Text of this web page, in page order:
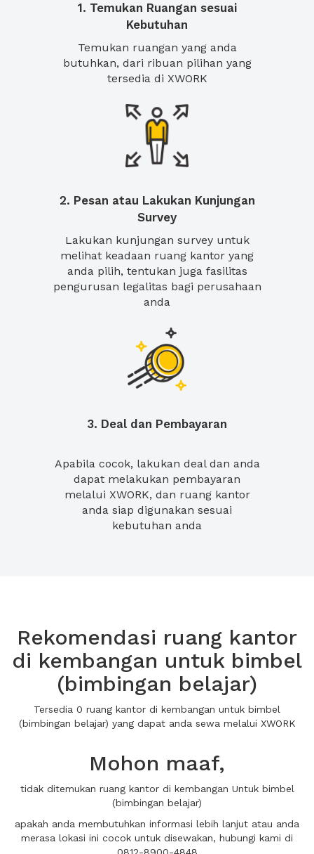
1. Temukan Ruangan sesuai
Kebutuhan
Temukan ruangan yang anda
butuhkan, dari ribuan pilihan yang
tersedia di XWORK
2. Pesan atau Lakukan Kunjungan
Survey
Lakukan kunjungan survey untuk
melihat keadaan ruang kantor yang
anda pilih, tentukan juga fasilitas
pengurusan legalitas bagi perusahaan
anda
3. Deal dan Pembayaran
Apabila cocok, lakukan deal dan anda
dapat melakukan pembayaran
melalui XWORK, dan ruang kantor
anda siap digunakan sesuai
kebutuhan anda
Rekomendasi ruang kantor
di kembangan untuk bimbel
(bimbingan belajar)
Tersedia 0 ruang kantor di kembangan untuk bimbel
(bimbingan belajar) yang dapat anda sewa melalui XWORK
Mohon maaf,
tidak ditemukan ruang kantor di kembangan Untuk bimbel
(bimbingan belajar)
apakah anda membutuhkan informasi lebih lanjut atau anda
merasa lokasi ini cocok untuk disewakan, hubungi kami di